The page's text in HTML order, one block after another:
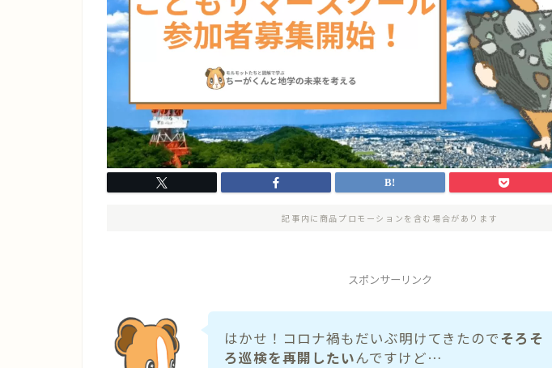
記事内に商品プロモーションを含む場合があります
スポンサーリンク
はかせ！コロナ禍もだいぶ明けてきたのでそろそ
ろ巡検を再開したいんですけど…